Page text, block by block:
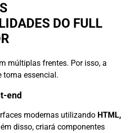
DO FULL
múltiplas frentes. Por isso, a
torna essencial.
end
modernas utilizando HTML,
disso, criará componentes